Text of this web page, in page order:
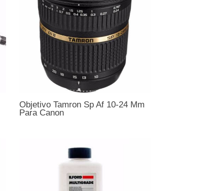
Objetivo Tamron Sp Af 10-24 Mm
Para Canon